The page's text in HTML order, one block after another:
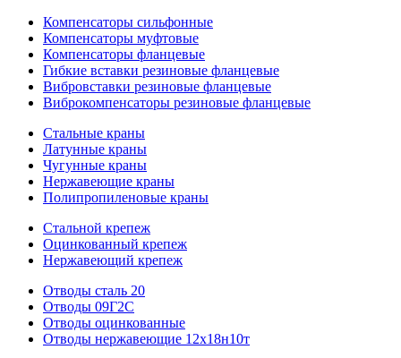
Компенсаторы сильфонные
Компенсаторы муфтовые
Компенсаторы фланцевые
Гибкие вставки резиновые фланцевые
Вибровставки резиновые фланцевые
Виброкомпенсаторы резиновые фланцевые
Стальные краны
Латунные краны
Чугунные краны
Нержавеющие краны
Полипропиленовые краны
Стальной крепеж
Оцинкованный крепеж
Нержавеющий крепеж
Отводы сталь 20
Отводы 09Г2С
Отводы оцинкованные
Отводы нержавеющие 12х18н10т